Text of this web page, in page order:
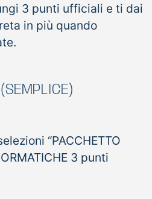
3 punti ufficiali e ti dai
in più quando
“PACCHETTO
3 punti